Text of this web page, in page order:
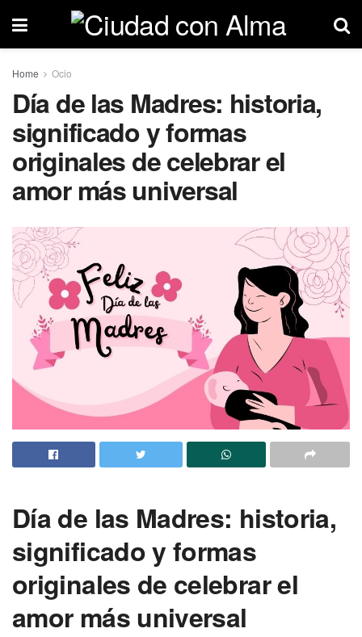
Home Ocio
Día de las Madres: historia,
significado y formas
originales de celebrar el
amor más universal
Día de las Madres: historia,
significado y formas
originales de celebrar el
amor más universal